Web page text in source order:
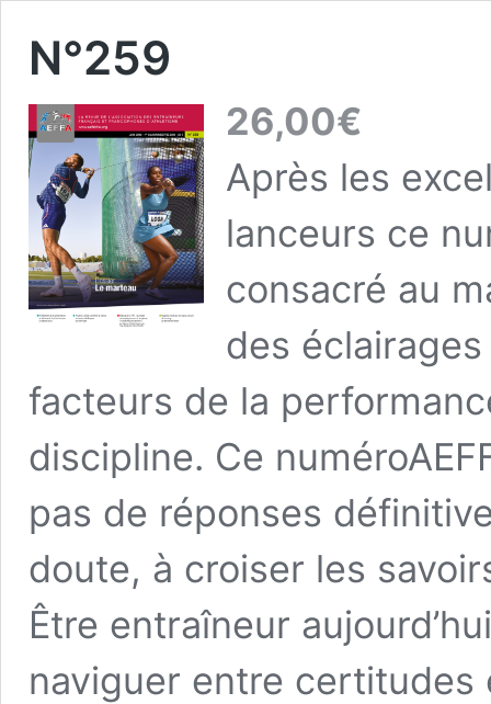
N°259
26,00€
Après les
lanceurs ce
consacré au
des
facteurs de la
discipline. Ce numéro
pas de réponses
doute, à croiser les
Être entraîneur
naviguer entre